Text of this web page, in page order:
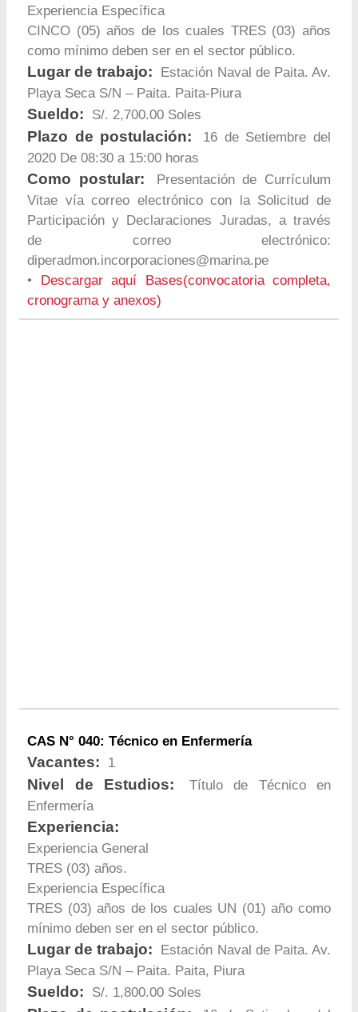
Experiencia Específica
CINCO (05) años de los cuales TRES (03) años
como mínimo deben ser en el sector público.
Lugar de trabajo:
Estación Naval de Paita. Av.
Playa Seca S/N – Paita. Paita-Piura
Sueldo: S/. 2,700.00 Soles
Plazo de postulación:
16 de Setiembre del
2020 De 08:30 a 15:00 horas
Como postular:
Presentación de Currículum
Vitae vía correo electrónico con la Solicitud de
Participación y Declaraciones Juradas, a través
de correo electrónico:
diperadmon.incorporaciones@marina.pe
•
Descargar aquí Bases(convocatoria completa,
cronograma y anexos)
CAS N° 040: Técnico en Enfermería
Vacantes: 1
Nivel de Estudios:
Título de Técnico en
Enfermería
Experiencia:
Experiencia General
TRES (03) años.
Experiencia Específica
TRES (03) años de los cuales UN (01) año como
mínimo deben ser en el sector público.
Lugar de trabajo:
Estación Naval de Paita. Av.
Playa Seca S/N – Paita. Paita, Piura
Sueldo: S/. 1,800.00 Soles